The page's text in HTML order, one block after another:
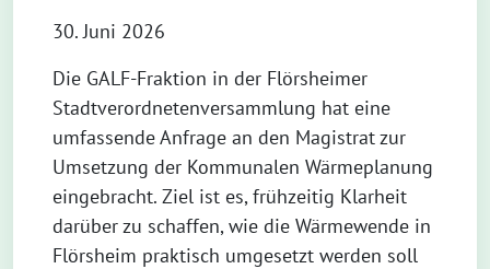
30. Juni 2026
Die GALF-Fraktion in der Flörsheimer
Stadtverordnetenversammlung hat eine
umfassende Anfrage an den Magistrat zur
Umsetzung der Kommunalen Wärmeplanung
eingebracht. Ziel ist es, frühzeitig Klarheit
darüber zu schaffen, wie die Wärmewende in
Flörsheim praktisch umgesetzt werden soll